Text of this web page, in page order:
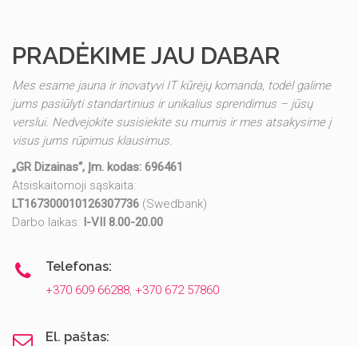
PRADĖKIME JAU DABAR
Mes esame jauna ir inovatyvi IT kūrėjų komanda, todėl galime
jums pasiūlyti standartinius ir unikalius sprendimus – jūsų
verslui. Nedvejokite susisiekite su mumis ir mes atsakysime į
visus jums rūpimus klausimus.
„GR Dizainas“, Įm. kodas: 696461
Atsiskaitomoji sąskaita:
LT167300010126307736 (Swedbank)
Darbo laikas: I-VII 8.00-20.00
Telefonas:
+370 609 66288, +370 672 57860
El. paštas: